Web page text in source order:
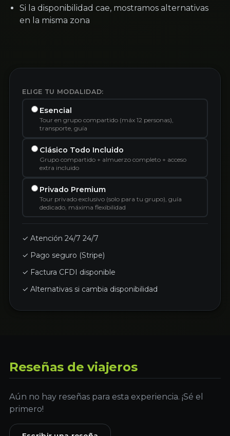
Si la disponibilidad cae, mostramos alternativas
en la misma zona
ELIGE TU MODALIDAD:
Esencial
Tour en grupo compartido (máx 12 personas),
transporte, guía
Clásico Todo Incluido
Grupo compartido + almuerzo completo + acceso
extra incluido
Privado Premium
Tour privado exclusivo (solo para tu grupo), guía
dedicado, máxima flexibilidad
✓ Atención 24/7 24/7
✓ Pago seguro (Stripe)
✓ Factura CFDI disponible
✓ Alternativas si cambia disponibilidad
Reseñas de viajeros
Aún no hay reseñas para esta experiencia. ¡Sé el
primero!